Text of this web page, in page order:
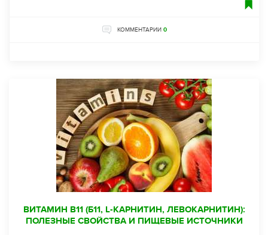
КОММЕНТАРИИ 0
ВИТАМИН B11 (Б11, L-КАРНИТИН, ЛЕВОКАРНИТИН):
ПОЛЕЗНЫЕ СВОЙСТВА И ПИЩЕВЫЕ ИСТОЧНИКИ